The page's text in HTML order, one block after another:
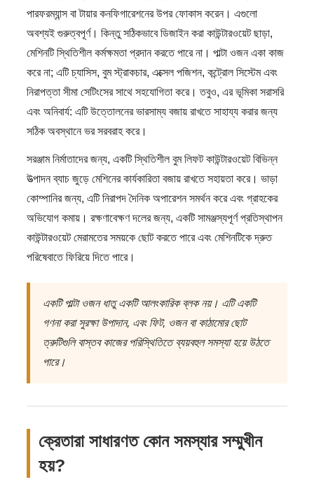
পারফরম্যান্স বা টায়ার কনফিগারেশনের উপর ফোকাস করেন। এগুলো
অবশ্যই গুরুত্বপূর্ণ। কিন্তু সঠিকভাবে ডিজাইন করা কাউন্টারওয়েট ছাড়া,
মেশিনটি স্থিতিশীল কর্মক্ষমতা প্রদান করতে পারে না। পাল্টা ওজন একা কাজ
করে না; এটি চ্যাসিস, বুম স্ট্রাকচার, এক্সেল পজিশন, কন্ট্রোল সিস্টেম এবং
নিরাপত্তা সীমা সেটিংসের সাথে সহযোগিতা করে। তবুও, এর ভূমিকা সরাসরি
এবং অনিবার্য: এটি উত্তোলনের ভারসাম্য বজায় রাখতে সাহায্য করার জন্য
সঠিক অবস্থানে ভর সরবরাহ করে।
সরঞ্জাম নির্মাতাদের জন্য, একটি স্থিতিশীল বুম লিফট কাউন্টারওয়েট বিভিন্ন
উত্পাদন ব্যাচ জুড়ে মেশিনের কার্যকারিতা বজায় রাখতে সহায়তা করে। ভাড়া
কোম্পানির জন্য, এটি নিরাপদ দৈনিক অপারেশন সমর্থন করে এবং গ্রাহকের
অভিযোগ কমায়। রক্ষণাবেক্ষণ দলের জন্য, একটি সামঞ্জস্যপূর্ণ প্রতিস্থাপন
কাউন্টারওয়েট মেরামতের সময়কে ছোট করতে পারে এবং মেশিনটিকে দ্রুত
পরিষেবাতে ফিরিয়ে দিতে পারে।
একটি পাল্টা ওজন ধাতু একটি আলংকারিক ব্লক নয়। এটি একটি
গণনা করা সুরক্ষা উপাদান, এবং ফিট, ওজন বা কাঠামোর ছোট
ত্রুটিগুলি বাস্তব কাজের পরিস্থিতিতে ব্যয়বহুল সমস্যা হয়ে উঠতে
পারে।
ক্রেতারা সাধারণত কোন সমস্যার সম্মুখীন
হয়?